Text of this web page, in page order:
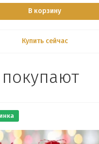
В корзину
Купить сейчас